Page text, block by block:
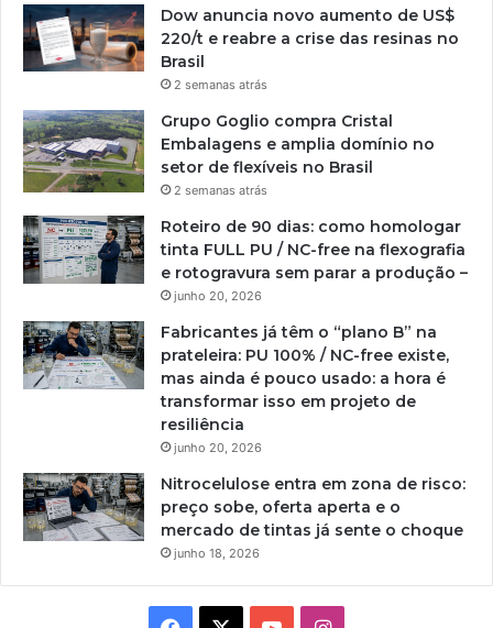
Dow anuncia novo aumento de US$
220/t e reabre a crise das resinas no
Brasil
2 semanas atrás
Grupo Goglio compra Cristal
Embalagens e amplia domínio no
setor de flexíveis no Brasil
2 semanas atrás
Roteiro de 90 dias: como homologar
tinta FULL PU / NC-free na flexografia
e rotogravura sem parar a produção –
junho 20, 2026
Fabricantes já têm o “plano B” na
prateleira: PU 100% / NC-free existe,
mas ainda é pouco usado: a hora é
transformar isso em projeto de
resiliência
junho 20, 2026
Nitrocelulose entra em zona de risco:
preço sobe, oferta aperta e o
mercado de tintas já sente o choque
junho 18, 2026